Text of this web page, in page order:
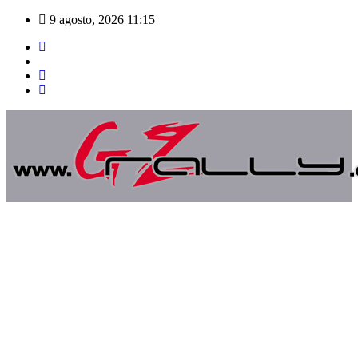
Saltar
contenido
9 agosto, 2026 11:15